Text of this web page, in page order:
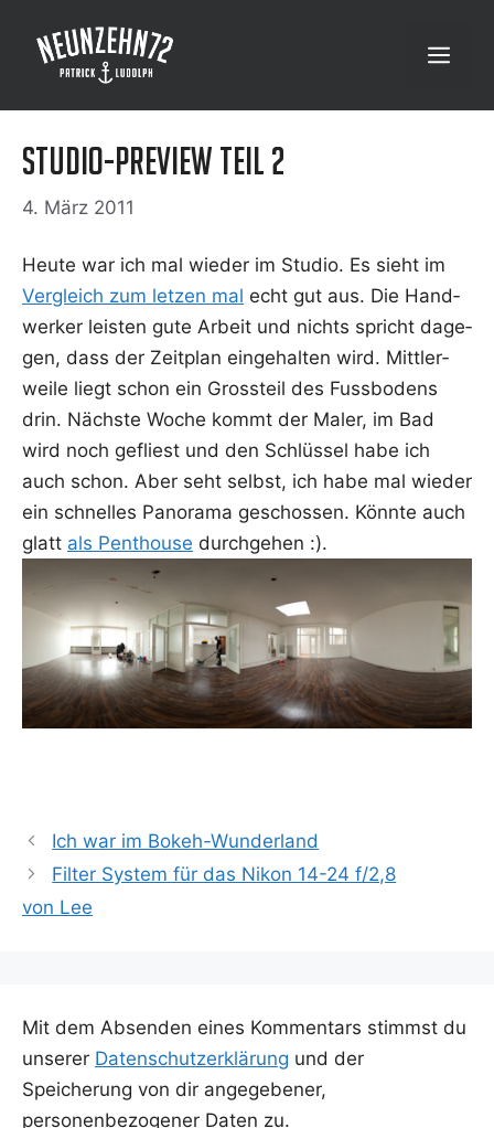
Inhalt
springen
Menü
Studio-Preview Teil 2
4. März 2011
Heu­te war ich mal wie­der im Stu­dio. Es sieht im
Ver­gleich zum let­zen mal echt gut aus. Die Hand­
wer­ker leis­ten gute Arbeit und nichts spricht dage­
gen, dass der Zeit­plan ein­ge­hal­ten wird. Mitt­ler­
wei­le liegt schon ein Gross­teil des Fuss­bo­dens
drin. Nächs­te Woche kommt der Maler, im Bad
wird noch gefliest und den Schlüs­sel habe ich
auch schon. Aber seht selbst, ich habe mal wie­der
ein schnel­les Pan­ora­ma geschos­sen. Könn­te auch
glatt als Pent­house durchgehen :).
Ich war im Bokeh-Wunderland
Filter System für das Nikon 14-24 f/2,8
von Lee
Mit dem Absenden eines Kommentars stimmst du
unserer Datenschutzerklärung und der
Speicherung von dir angegebener,
personenbezogener Daten zu.